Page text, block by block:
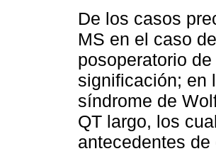
De los casos
MS en el caso
posoperatorio
significación; en
síndrome de
QT largo, los
antecedentes